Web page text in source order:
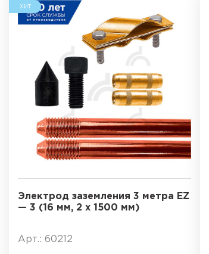
ХИТ
Электрод заземления 3 метра EZ
— 3 (16 мм, 2 х 1500 мм)
Арт.: 60212